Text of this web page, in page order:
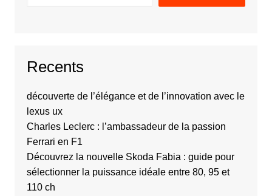
Recents
découverte de l’élégance et de l’innovation avec le
lexus ux
Charles Leclerc : l’ambassadeur de la passion
Ferrari en F1
Découvrez la nouvelle Skoda Fabia : guide pour
sélectionner la puissance idéale entre 80, 95 et
110 ch